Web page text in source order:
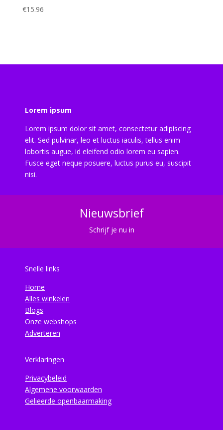
€15.96
Lorem ipsum
Lorem ipsum dolor sit amet, consectetur adipiscing
elit. Sed pulvinar, leo et luctus iaculis, tellus enim
lobortis augue, id eleifend odio lorem eu sapien.
Fusce eget neque posuere, luctus purus eu, suscipit
nisi.
Nieuwsbrief
Schrijf je nu in
Snelle links
Home
Alles winkelen
Blogs
Onze webshops
Adverteren
Verklaringen
Privacybeleid
Algemene voorwaarden
Gelieerde openbaarmaking